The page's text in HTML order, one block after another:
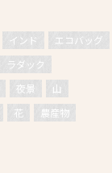
インド
エコバッグ
ラダック
夜景
山
花
農産物